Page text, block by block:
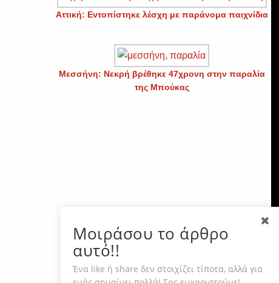
Αττική: Εντοπίστηκε λέσχη με παράνομα παιχνίδια
Μεσσήνη: Νεκρή βρέθηκε 47χρονη στην παραλία
της Μπούκας
Μοιράσου το άρθρο
αυτό!!
Ένα like ή share δεν στοιχίζει τίποτα, αλλά για